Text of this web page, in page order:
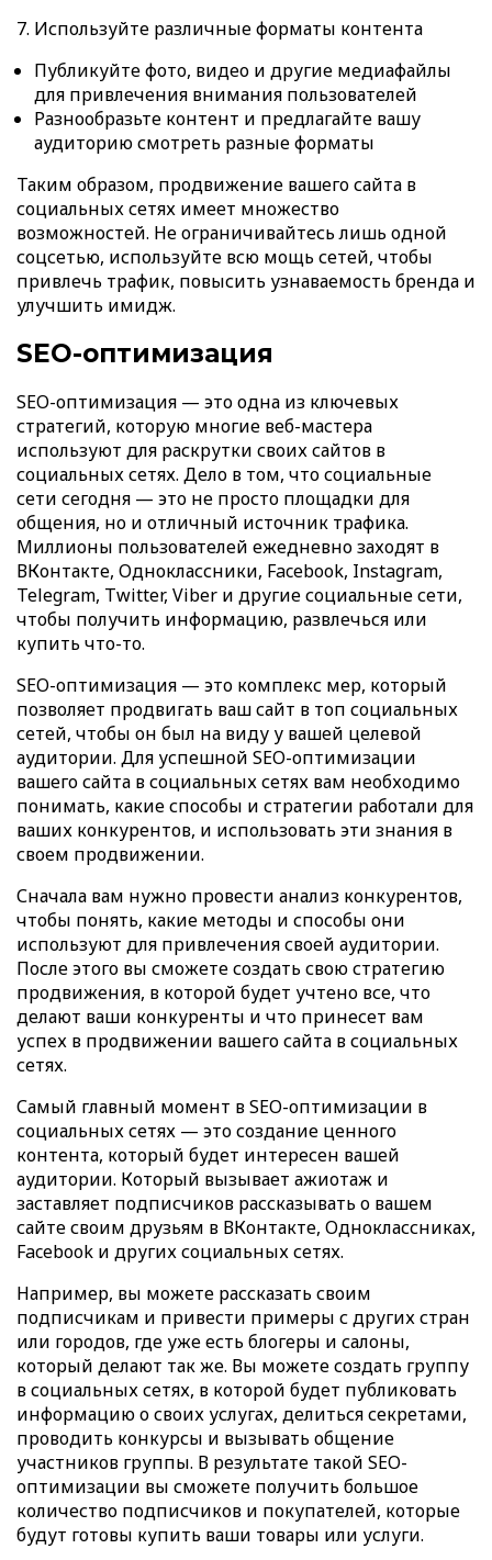
7. Используйте различные форматы контента
Публикуйте фото, видео и другие медиафайлы
для привлечения внимания пользователей
Разнообразьте контент и предлагайте вашу
аудиторию смотреть разные форматы
Таким образом, продвижение вашего сайта в
социальных сетях имеет множество
возможностей. Не ограничивайтесь лишь одной
соцсетью, используйте всю мощь сетей, чтобы
привлечь трафик, повысить узнаваемость бренда и
улучшить имидж.
SEO-оптимизация
SEO-оптимизация — это одна из ключевых
стратегий, которую многие веб-мастера
используют для раскрутки своих сайтов в
социальных сетях. Дело в том, что социальные
сети сегодня — это не просто площадки для
общения, но и отличный источник трафика.
Миллионы пользователей ежедневно заходят в
ВКонтакте, Одноклассники, Facebook, Instagram,
Telegram, Twitter, Viber и другие социальные сети,
чтобы получить информацию, развлечься или
купить что-то.
SEO-оптимизация — это комплекс мер, который
позволяет продвигать ваш сайт в топ социальных
сетей, чтобы он был на виду у вашей целевой
аудитории. Для успешной SEO-оптимизации
вашего сайта в социальных сетях вам необходимо
понимать, какие способы и стратегии работали для
ваших конкурентов, и использовать эти знания в
своем продвижении.
Сначала вам нужно провести анализ конкурентов,
чтобы понять, какие методы и способы они
используют для привлечения своей аудитории.
После этого вы сможете создать свою стратегию
продвижения, в которой будет учтено все, что
делают ваши конкуренты и что принесет вам
успех в продвижении вашего сайта в социальных
сетях.
Самый главный момент в SEO-оптимизации в
социальных сетях — это создание ценного
контента, который будет интересен вашей
аудитории. Который вызывает ажиотаж и
заставляет подписчиков рассказывать о вашем
сайте своим друзьям в ВКонтакте, Одноклассниках,
Facebook и других социальных сетях.
Например, вы можете рассказать своим
подписчикам и привести примеры с других стран
или городов, где уже есть блогеры и салоны,
который делают так же. Вы можете создать группу
в социальных сетях, в которой будет публиковать
информацию о своих услугах, делиться секретами,
проводить конкурсы и вызывать общение
участников группы. В результате такой SEO-
оптимизации вы сможете получить большое
количество подписчиков и покупателей, которые
будут готовы купить ваши товары или услуги.